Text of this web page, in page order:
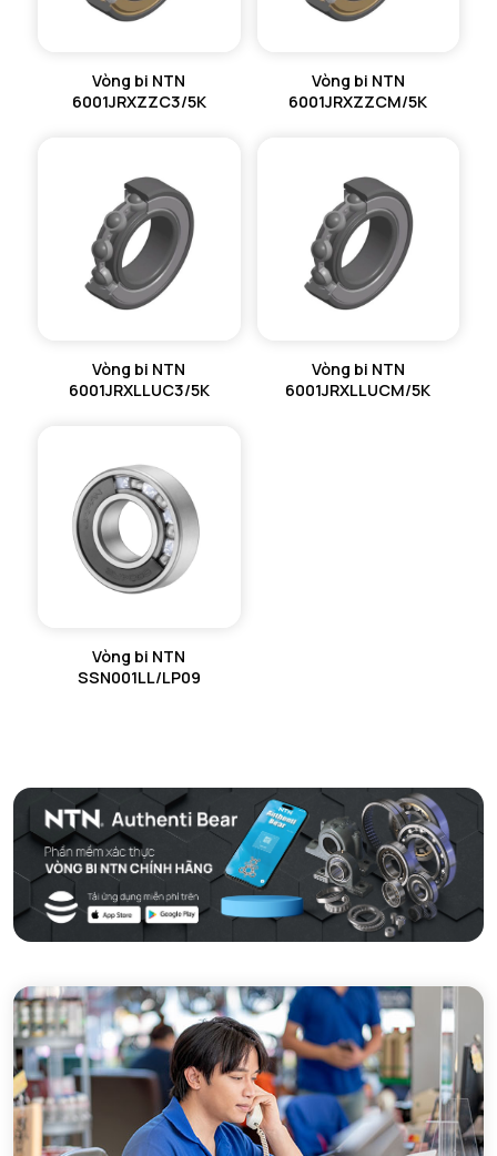
Vòng bi NTN
6001JRXZZC3/5K
Vòng bi NTN
6001JRXZZCM/5K
Vòng bi NTN
6001JRXLLUC3/5K
Vòng bi NTN
6001JRXLLUCM/5K
Vòng bi NTN
SSN001LL/LP09